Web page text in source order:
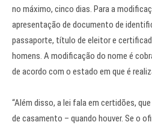
no máximo, cinco dias. Para a
apresentação de documento de
passaporte, título de eleitor e
homens. A modificação do nome é
de acordo com o estado em que é
“Além disso, a lei fala em certidões,
de casamento – quando houver. Se o